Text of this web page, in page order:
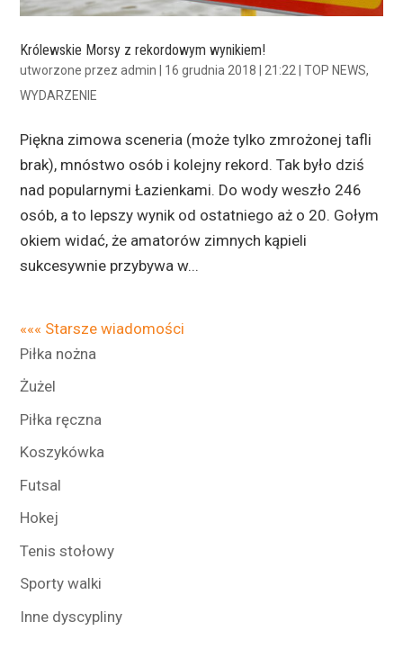
Królewskie Morsy z rekordowym wynikiem!
utworzone przezadmin 16 grudnia 2018 | 21:22 |TOP NEWS,
WYDARZENIE
Piękna zimowa sceneria (może tylko zmrożonej tafli
brak), mnóstwo osób i kolejny rekord. Tak było dziś
nad popularnymi Łazienkami. Do wody weszło 246
osób, a to lepszy wynik od ostatniego aż o 20. Gołym
okiem widać, że amatorów zimnych kąpieli
sukcesywnie przybywa w...
««« Starsze wiadomości
Piłka nożna
Żużel
Piłka ręczna
Koszykówka
Futsal
Hokej
Tenis stołowy
Sporty walki
Inne dyscypliny